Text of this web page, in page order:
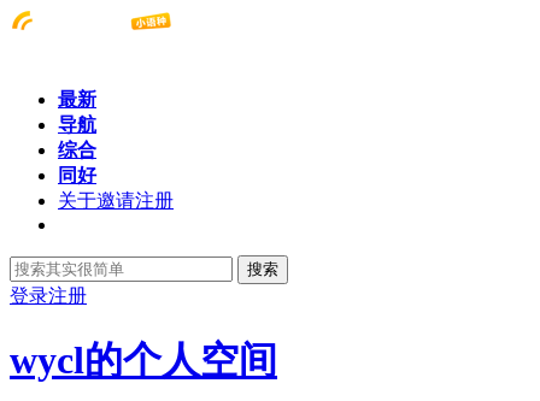
最新
导航
综合
同好
关于邀请注册
搜索
登录注册
wycl的个人空间